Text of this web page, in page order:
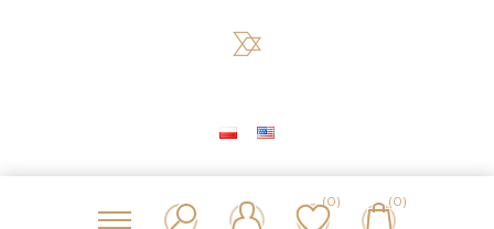
(0) (0)